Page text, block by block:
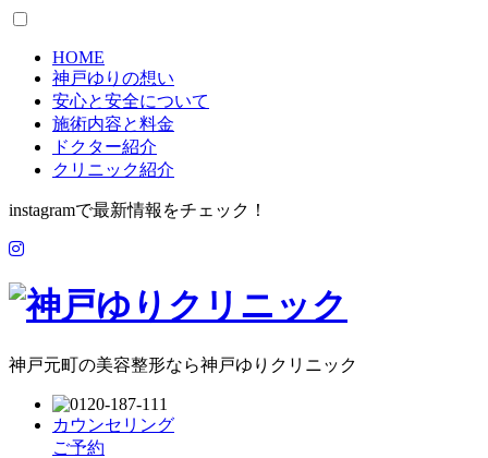
HOME
神戸ゆりの想い
安心と安全について
施術内容と料金
ドクター紹介
クリニック紹介
instagramで最新情報をチェック！
神戸元町の美容整形なら神戸ゆりクリニック
カウンセリング
ご予約